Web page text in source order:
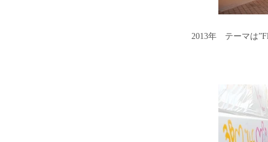
2013年 テーマは